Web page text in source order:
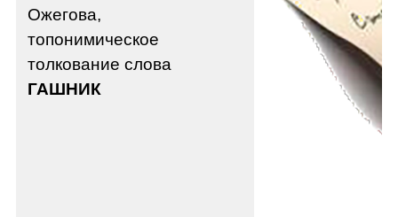
Ожегова,
топонимическое
толкование слова
ГАШНИК